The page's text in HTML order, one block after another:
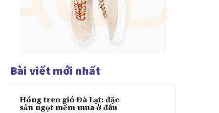
Bài viết mới nhất
Hồng treo gió Đà Lạt: đặc
sản ngọt mềm mua ở đâu